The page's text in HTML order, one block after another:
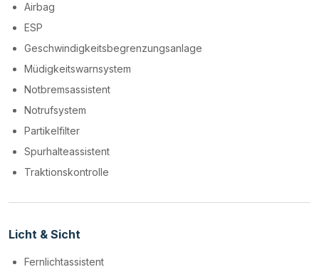
Airbag
ESP
Geschwindigkeitsbegrenzungsanlage
Müdigkeitswarnsystem
Notbremsassistent
Notrufsystem
Partikelfilter
Spurhalteassistent
Traktionskontrolle
Licht & Sicht
Fernlichtassistent